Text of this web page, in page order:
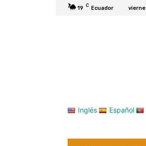
19 C Ecuador
Inglés Español